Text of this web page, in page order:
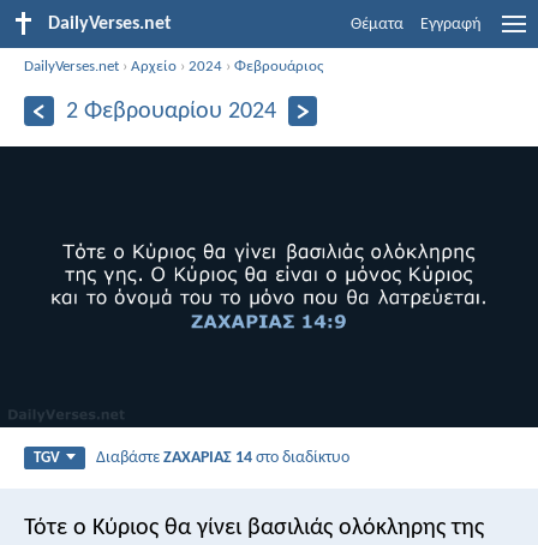
DailyVerses.net Θέματα Εγγραφή
DailyVerses.net ›Αρχείο ›2024 ›Φεβρουάριος
2 Φεβρουαρίου 2024
TGV ΔιαβάστεΖΑΧΑΡΙΑΣ 14 στο διαδίκτυο
Τότε ο Κύριος θα γίνει βασιλιάς ολόκληρης της